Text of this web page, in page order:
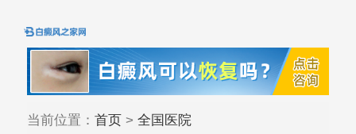
当前位置： 首页> 全国医院